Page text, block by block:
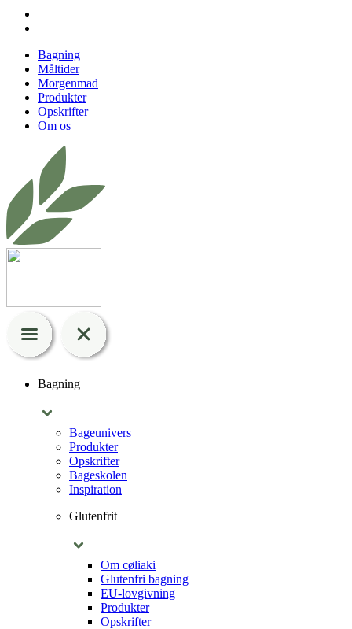
Bagning
Måltider
Morgenmad
Produkter
Opskrifter
Om os
Bagning
Bageunivers
Produkter
Opskrifter
Bageskolen
Inspiration
Glutenfrit
Om cøliaki
Glutenfri bagning
EU-lovgivning
Produkter
Opskrifter